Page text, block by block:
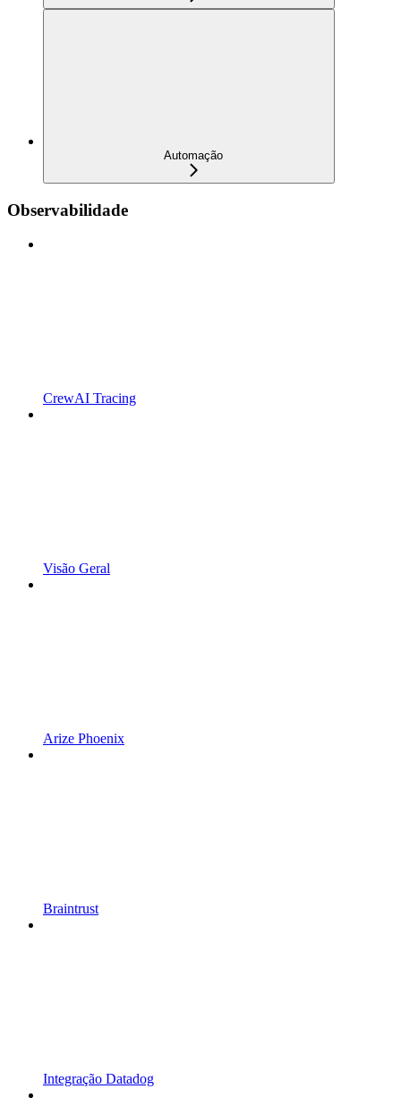
Automação
Observabilidade
CrewAI Tracing
Visão Geral
Arize Phoenix
Braintrust
Integração Datadog